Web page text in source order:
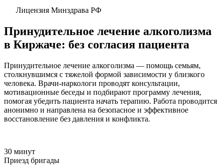
Лицензия Минздрава РФ
Принудительное лечение алкоголизма
в Киржаче: без согласия пациента
Принудительное лечение алкоголизма — помощь семьям,
столкнувшимся с тяжелой формой зависимости у близкого
человека. Врачи-наркологи проводят консультации,
мотивационные беседы и подбирают программу лечения,
помогая убедить пациента начать терапию. Работа проводится
анонимно и направлена на безопасное и эффективное
восстановление без давления и конфликта.
30 минут
Приезд бригады